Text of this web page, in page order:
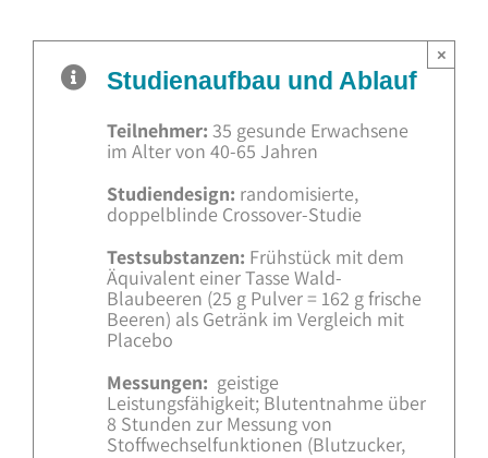
Studienaufbau und Ablauf
Teilnehmer: 35 gesunde Erwachsene
im Alter von 40-65 Jahren
Studiendesign: randomisierte,
doppelblinde Crossover-Studie
Testsubstanzen: Frühstück mit dem
Äquivalent einer Tasse Wald-
Blaubeeren (25 g Pulver = 162 g frische
Beeren) als Getränk im Vergleich mit
Placebo
Messungen: geistige
Leistungsfähigkeit; Blutentnahme über
8 Stunden zur Messung von
Stoffwechselfunktionen (Blutzucker,
×